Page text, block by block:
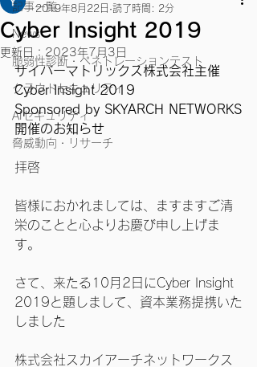
記事一覧
News
脆弱性診断・ペネトレーションテスト
クラウドセキュリティ
AIセキュリティ
脅威動向・リサーチ
Cyber Insight 2019
2019年8月22日 読了時間: 2分
更新日： 2023年7月3日
サイバーマトリックス株式会社主催
Cyber Insight 2019
Sponsored by SKYARCH NETWORKS
開催のお知らせ
拝啓
皆様におかれましては、ますますご清
栄のことと心よりお慶び申し上げま
す。
さて、来たる10月2日にCyber Insight
2019と題しまして、資本業務提携いた
しました
株式会社スカイアーチネットワークス